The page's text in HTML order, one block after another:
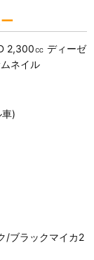
車)
/ブラックマイカ2